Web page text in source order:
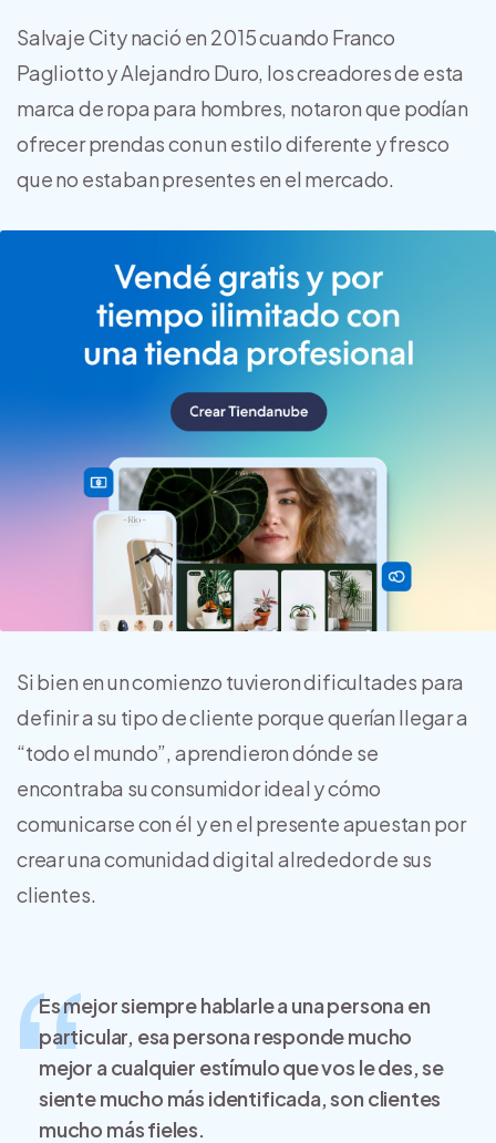
Salvaje City nació en 2015 cuando Franco
Pagliotto y Alejandro Duro, los creadores de esta
marca de ropa para hombres, notaron que podían
ofrecer prendas con un estilo diferente y fresco
que no estaban presentes en el mercado.
Si bien en un comienzo tuvieron dificultades para
definir a su tipo de cliente porque querían llegar a
“todo el mundo”, aprendieron dónde se
encontraba su consumidor ideal y cómo
comunicarse con él y en el presente apuestan por
crear una comunidad digital alrededor de sus
clientes.
Es mejor siempre hablarle a una persona en
particular, esa persona responde mucho
mejor a cualquier estímulo que vos le des, se
siente mucho más identificada, son clientes
mucho más fieles.